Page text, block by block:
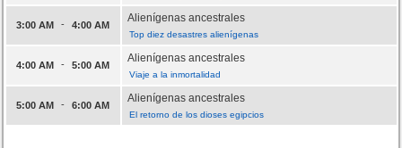
3:00 AM - 4:00 AM
Alienígenas ancestrales
Top diez desastres alienígenas
4:00 AM - 5:00 AM
Alienígenas ancestrales
Viaje a la inmortalidad
5:00 AM - 6:00 AM
Alienígenas ancestrales
El retorno de los dioses egipcios